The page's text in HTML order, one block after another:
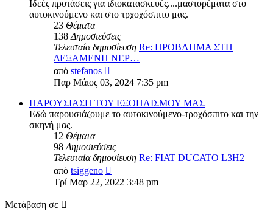
Ιδεές προτάσεις για ιδιοκατασκευές....μαστορέματα στο
αυτοκινούμενο και στο τρχοχόσπιτο μας.
23 Θέματα
138 Δημοσιεύσεις
Τελευταία δημοσίευση Re: ΠΡΟΒΛΗΜΑ ΣΤΗ
ΔΕΞΑΜΕΝΗ ΝΕΡ…
από stefanos
της
τελευταίας
δημοσίευσης
Παρ Μάιος 03, 2024 7:35 pm
ΠΑΡΟΥΣΙΑΣΗ ΤΟΥ ΕΞΟΠΛΙΣΜΟΥ ΜΑΣ
Εδώ παρουσιάζουμε το αυτοκινούμενο-τροχόσπιτο και την
σκηνή μας.
12 Θέματα
98 Δημοσιεύσεις
Τελευταία δημοσίευση Re: FIAT DUCATO L3H2
από tsiggeno
της
τελευταίας
Τρί Μαρ 22, 2022 3:48 pm
Μετάβαση σε